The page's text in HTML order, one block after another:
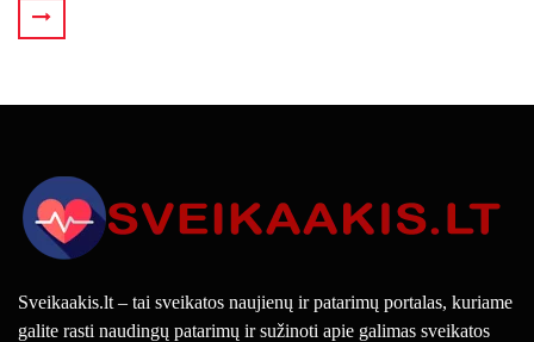
Sveikaakis.lt – tai sveikatos naujienų ir patarimų portalas, kuriame
galite rasti naudingų patarimų ir sužinoti apie galimas sveikatos